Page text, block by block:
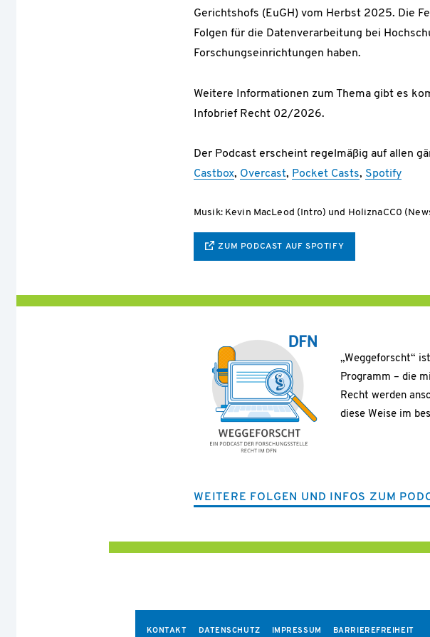
Gerichtshofs (EuGH) vom Herbst 2025. Die
Folgen für die Datenverarbeitung bei
Forschungseinrichtungen haben.
Weitere Informationen zum Thema gibt es
Infobrief Recht 02/2026.
Der Podcast erscheint regelmäßig auf allen
Castbox, Overcast, Pocket Casts, Spotify
Musik: Kevin MacLeod (Intro) und HoliznaCC0
ZUM PODCAST AUF SPOTIFY
„Weggeforscht“
Programm – die
Recht werden
diese Weise im
WEITERE FOLGEN UND INFOS ZUM
KONTAKT DATENSCHUTZ IMPRESSUM BARRIEREFREIHEIT